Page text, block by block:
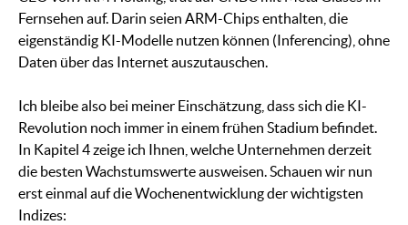
Fernsehen auf. Darin seien ARM-Chips enthalten, die
eigenständig KI-Modelle nutzen können (Inferencing), ohne
Daten über das Internet auszutauschen.
Ich bleibe also bei meiner Einschätzung, dass sich die KI-
Revolution noch immer in einem frühen Stadium befindet.
In Kapitel 4 zeige ich Ihnen, welche Unternehmen derzeit
die besten Wachstumswerte ausweisen. Schauen wir nun
erst einmal auf die Wochenentwicklung der wichtigsten
Indizes: